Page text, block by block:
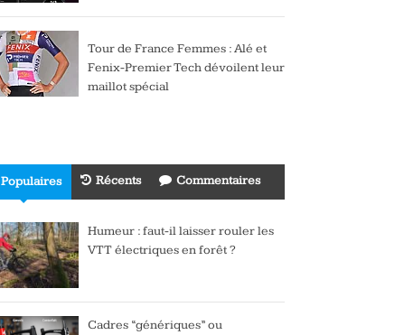
Tour de France Femmes : Alé et
Fenix-Premier Tech dévoilent leur
maillot spécial
Populaires Récents Commentaires
Humeur : faut-il laisser rouler les
VTT électriques en forêt ?
Cadres “génériques” ou